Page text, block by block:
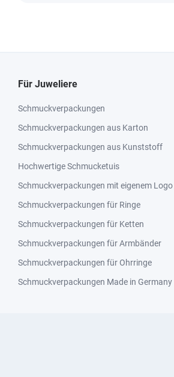
Für Juweliere
Schmuckverpackungen
Schmuckverpackungen aus Karton
Schmuckverpackungen aus Kunststoff
Hochwertige Schmucketuis
Schmuckverpackungen mit eigenem Logo
Schmuckverpackungen für Ringe
Schmuckverpackungen für Ketten
Schmuckverpackungen für Armbänder
Schmuckverpackungen für Ohrringe
Schmuckverpackungen Made in Germany